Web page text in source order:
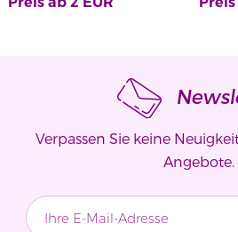
Verpassen Sie keine
Angebote.